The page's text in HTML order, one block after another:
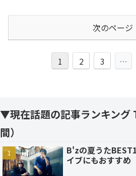
次のページ
1 2 3 …
▼現在話題の記事ランキング
間）
B'zの夏うた
イブにもおすすめ